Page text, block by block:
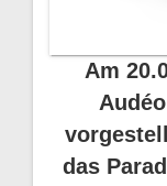
Am
das